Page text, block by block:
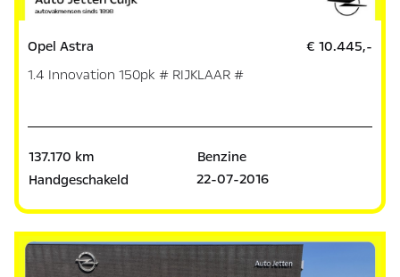
Opel Astra
1.4 Innovation 150pk # RIJKLAAR #
€ 10.445,-
137.170 km
Benzine
Handgeschakeld
22-07-2016